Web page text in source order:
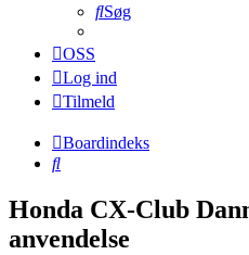
Søg
OSS
Log ind
Tilmeld
Boardindeks
Søg
Honda CX-Club
anvendelse